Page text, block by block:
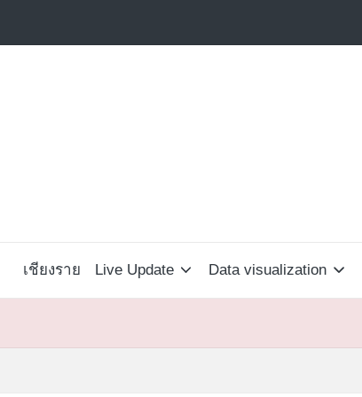
เชียงราย Live Update Data visualization